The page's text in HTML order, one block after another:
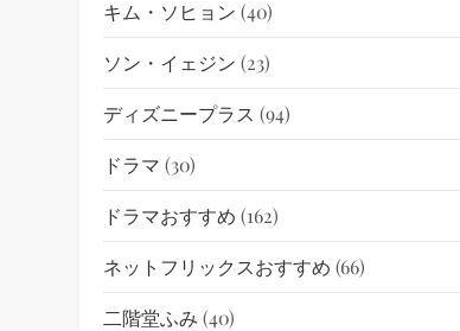
キム・ソヒョン (40)
ソン・イェジン (23)
ディズニープラス (94)
ドラマ (30)
ドラマおすすめ (162)
ネットフリックスおすすめ (66)
二階堂ふみ (40)